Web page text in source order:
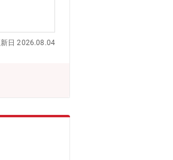
日 2026.08.04